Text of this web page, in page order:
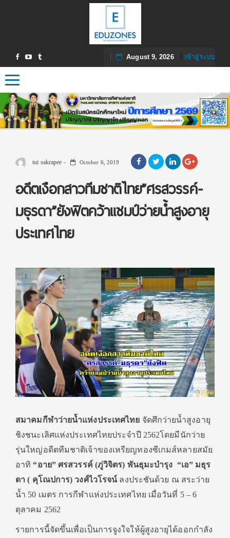
August 9, 2026| เข้าสู่ระบบ
Toggle navigation
tui sakrapee October 6, 2019
อดีตเงือกสาวทีมชาติไทย”ศรสวรรค์-
มธุรดา”ยังฟิตคว้าแชมป์ว่ายน้ำสูงอายุ
ประเทศไทย
สมาคมกีฬาว่ายน้ำแห่งประเทศไทย จัดศึกว่ายน้ำสูงอายุ
ชิงชนะเลิศแห่งประเทศไทยประจําปี 2562โดยมีนักว่าย
รุ่นใหญ่อดีตทีมชาติเจ้าของเหรียญทองซีเกมส์หลายสมัย
อาทิ “อาย” ศรสวรรค์ (ภู่วิจิตร) พันธุมะบํารุง “เอ” มธุร
ดา ( คุโณปการ) วงศ์ไวโรจน์ลงประชันด้วย ณ สระว่าย
น้ำ 50 เมตร การกีฬาแห่งประเทศไทย เมื่อวันที่ 5 – 6
ตุลาคม 2562
รายการนี้จัดขึ้นเพื่อเป็นการจูงใจให้ผู้สูงอายุได้ออกกำลัง